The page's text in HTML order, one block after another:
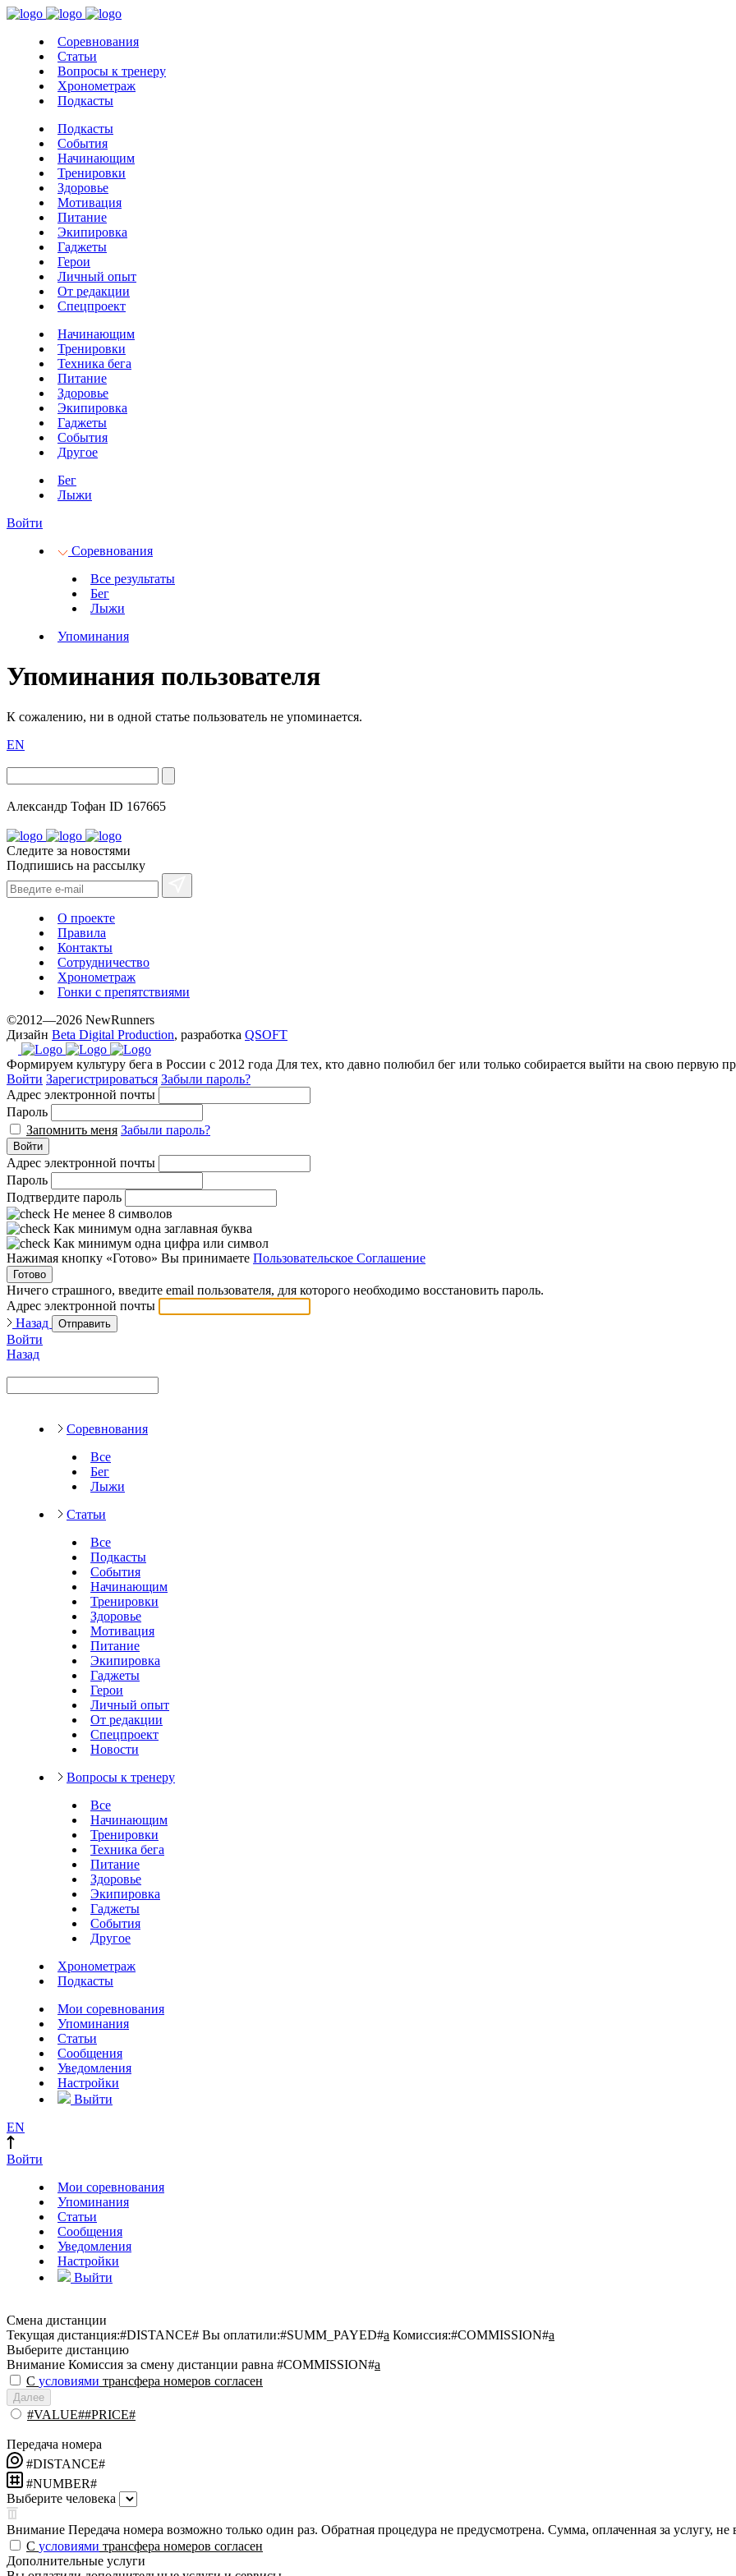
Соревнования
Статьи
Вопросы к тренеру
Хронометраж
Подкасты
Подкасты
События
Начинающим
Тренировки
Здоровье
Мотивация
Питание
Экипировка
Гаджеты
Герои
Личный опыт
От редакции
Спецпроект
Начинающим
Тренировки
Техника бега
Питание
Здоровье
Экипировка
Гаджеты
События
Другое
Бег
Лыжи
Войти
Соревнования
Все результаты
Бег
Лыжи
Упоминания
Упоминания пользователя
К сожалению, ни в одной статье пользователь не упоминается.
EN
Александр Тофан ID 167665
Следите за новостями
Подпишись на рассылку
О проекте
Правила
Контакты
Сотрудничество
Хронометраж
Гонки с препятствиями
©2012—2026 NewRunners
Дизайн Beta Digital Production, разработка QSOFT
Формируем культуру бега в России с 2012 года Для тех, кто давно полюбил бег или только собирается выйти на свою первую
Войти Зарегистрироваться Забыли пароль?
Адрес электронной почты
Пароль
Запомнить меня Забыли пароль?
Войти
Адрес электронной почты
Пароль
Подтвердите пароль
Не менее 8 символов
Как минимум одна заглавная буква
Как минимум одна цифра или символ
Нажимая кнопку «Готово» Вы принимаете Пользовательское Соглашение
Готово
Ничего страшного, введите email пользователя, для которого необходимо восстановить пароль.
Адрес электронной почты
Назад
Отправить
Войти
Назад
Соревнования
Все
Бег
Лыжи
Статьи
Все
Подкасты
События
Начинающим
Тренировки
Здоровье
Мотивация
Питание
Экипировка
Гаджеты
Герои
Личный опыт
От редакции
Спецпроект
Новости
Вопросы к тренеру
Все
Начинающим
Тренировки
Техника бега
Питание
Здоровье
Экипировка
Гаджеты
События
Другое
Хронометраж
Подкасты
Мои соревнования
Упоминания
Статьи
Сообщения
Уведомления
Настройки
Выйти
EN
Войти
Мои соревнования
Упоминания
Статьи
Сообщения
Уведомления
Настройки
Выйти
Смена дистанции
Текущая дистанция:#DISTANCE# Вы оплатили:#SUMM_PAYED#a Комиссия:#COMMISSION#a
Выберите дистанцию
Внимание Комиссия за смену дистанции равна #COMMISSION#a
С условиями трансфера номеров согласен
Далее
#VALUE##PRICE#
Передача номера
#DISTANCE#
#NUMBER#
Выберите человека
Внимание Передача номера возможно только один раз. Обратная процедура не предусмотрена. Сумма, оплаченная за услугу, не
С условиями трансфера номеров согласен
Дополнительные услуги